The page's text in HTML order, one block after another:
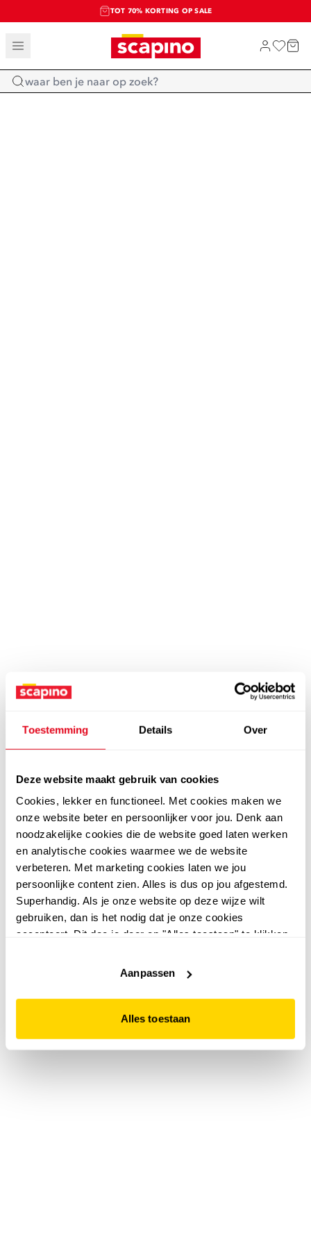
Toestemming Details Over
Deze website maakt gebruik van cookies
Cookies, lekker en functioneel. Met cookies maken we
onze website beter en persoonlijker voor jou. Denk aan
noodzakelijke cookies die de website goed laten werken
en analytische cookies waarmee we de website
verbeteren. Met marketing cookies laten we jou
persoonlijke content zien. Alles is dus op jou afgestemd.
Superhandig. Als je onze website op deze wijze wilt
gebruiken, dan is het nodig dat je onze cookies
accepteert. Dit doe je door op "Alles toestaan" te klikken.
website niet optimaal functioneert.
Aanpassen
Alles toestaan
TOT 70% KORTING OP SALE
SALE: LAATSTE KANS!
SHOP NIEUW
Home